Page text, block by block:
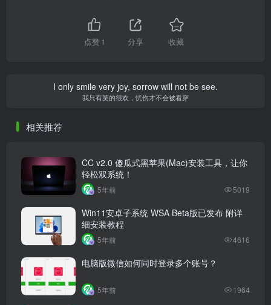
点赞1 分享 收藏
I only smile very joy, sorrow will not be see.
我只有笑的很欢，忧伤才不会被看穿
相关推荐
CC v2.0 傻瓜式黑苹果(Mac)安装工具，让你
轻松双系统！
5年前 5019
Win11安卓子系统 WSA Beta版已发布 附详
细安装教程
5年前 4616
电脑版微信如何同时登录多个账号？
5年前 1964